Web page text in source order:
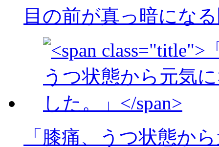
目の前が真っ暗にな
「膝痛、うつ状態か